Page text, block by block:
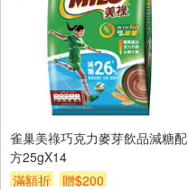
雀巢美祿巧克力麥芽飲品減糖配
方25gX14
滿額折
贈$200